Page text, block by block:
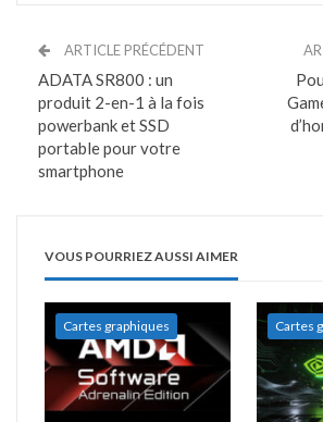
ARTICLE PRÉCÉDENT
ADATA SR800 : un
produit 2-en-1 à la fois
powerbank et SSD
portable pour votre
smartphone
VOUS POURRIEZ AUSSI AIMER
Cartes graphiques Cartes